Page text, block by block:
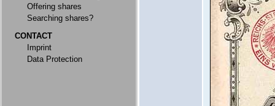
Offering shares
Searching shares?
CONTACT
Imprint
Data Protection